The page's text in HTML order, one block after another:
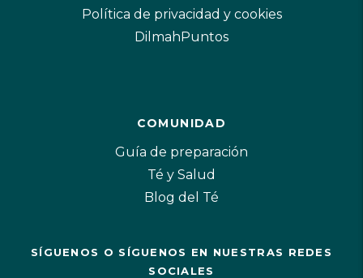
Política de privacidad y cookies
DilmahPuntos
COMUNIDAD
Guía de preparación
Té y Salud
Blog del Té
SÍGUENOS O SÍGUENOS EN NUESTRAS REDES
SOCIALES